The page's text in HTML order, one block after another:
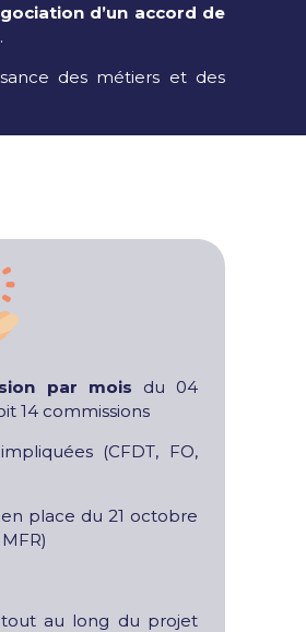
d’un accord de
des métiers et des
par mois du 04
14 commissions
(CFDT, FO,
place du 21 octobre
tout au long du projet